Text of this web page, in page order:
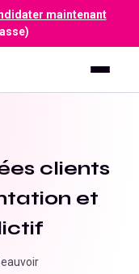
maintenant
clients
et